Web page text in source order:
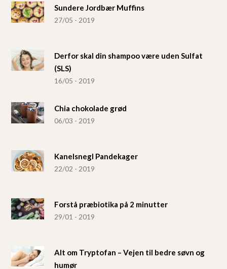
Sundere Jordbær Muffins
27/05 - 2019
Derfor skal din shampoo være uden Sulfat
(SLS)
16/05 - 2019
Chia chokolade grød
06/03 - 2019
Kanelsnegl Pandekager
22/02 - 2019
Forstå præbiotika på 2 minutter
29/01 - 2019
Alt om Tryptofan – Vejen til bedre søvn og
humør